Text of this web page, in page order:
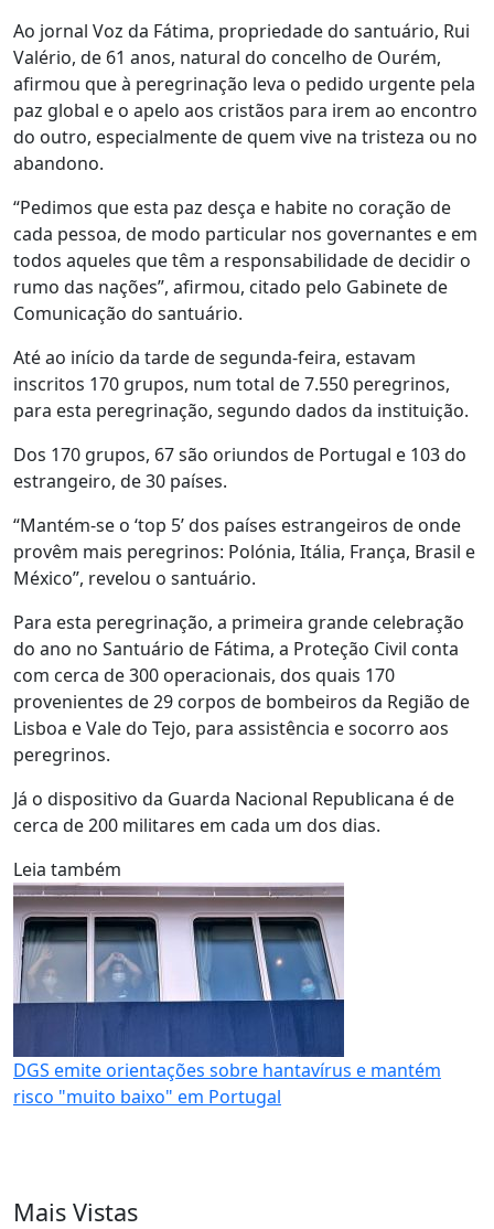
Ao jornal Voz da Fátima, propriedade do santuário, Rui
Valério, de 61 anos, natural do concelho de Ourém,
afirmou que à peregrinação leva o pedido urgente pela
paz global e o apelo aos cristãos para irem ao encontro
do outro, especialmente de quem vive na tristeza ou no
abandono.
“Pedimos que esta paz desça e habite no coração de
cada pessoa, de modo particular nos governantes e em
todos aqueles que têm a responsabilidade de decidir o
rumo das nações”, afirmou, citado pelo Gabinete de
Comunicação do santuário.
Até ao início da tarde de segunda-feira, estavam
inscritos 170 grupos, num total de 7.550 peregrinos,
para esta peregrinação, segundo dados da instituição.
Dos 170 grupos, 67 são oriundos de Portugal e 103 do
estrangeiro, de 30 países.
“Mantém-se o ‘top 5’ dos países estrangeiros de onde
provêm mais peregrinos: Polónia, Itália, França, Brasil e
México”, revelou o santuário.
Para esta peregrinação, a primeira grande celebração
do ano no Santuário de Fátima, a Proteção Civil conta
com cerca de 300 operacionais, dos quais 170
provenientes de 29 corpos de bombeiros da Região de
Lisboa e Vale do Tejo, para assistência e socorro aos
peregrinos.
Já o dispositivo da Guarda Nacional Republicana é de
cerca de 200 militares em cada um dos dias.
Leia também
DGS emite orientações sobre hantavírus e mantém
risco "muito baixo" em Portugal
Mais Vistas